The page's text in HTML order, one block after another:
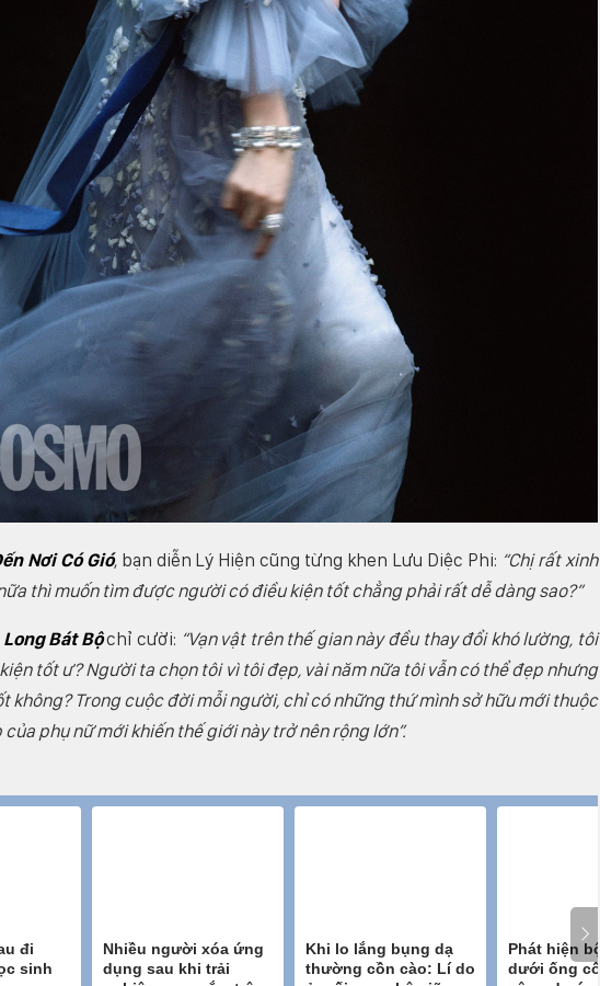
Nơi Có Gió, bạn diễn Lý Hiện cũng từng khen Lưu Diệc Phi: “Chị rất xinh
thì muốn tìm được người có điều kiện tốt chẳng phải rất dễ dàng sao?”
Bát Bộchỉ cười: “Vạn vật trên thế gian này đều thay đổi khó lường, tôi
tốt ư? Người ta chọn tôi vì tôi đẹp, vài năm nữa tôi vẫn có thể đẹp nhưng
không? Trong cuộc đời mỗi người, chỉ có những thứ mình sở hữu mới thuộc
phụ nữ mới khiến thế giới này trở nên rộng lớn”.